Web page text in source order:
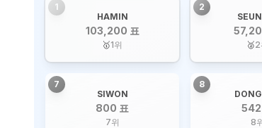
1
HAMIN
103,200 표
🥇1위
2
🥈2
7
SIWON
800 표
7위
8
542
8